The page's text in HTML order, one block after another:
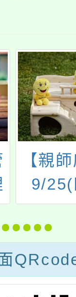
【親
9/
6:30 -
本學
會，
長